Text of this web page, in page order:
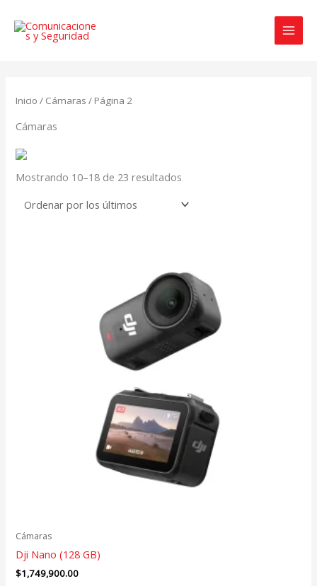
contenido
Inicio / Cámaras / Página 2
Cámaras
Mostrando 10–18 de 23 resultados
Cámaras
Dji Nano (128 GB)
$1,749,900.00